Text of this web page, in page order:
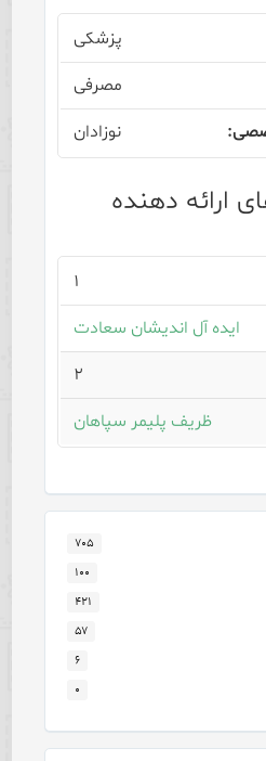
پزشکی
مصرفی
نوزادان
ارائه دهنده
۱
ایده آل اندیشان سعادت
۲
ظریف پلیمر سپاهان
۷۰۵
۱۰۰
۴۲۱
۵۷
۶
۰